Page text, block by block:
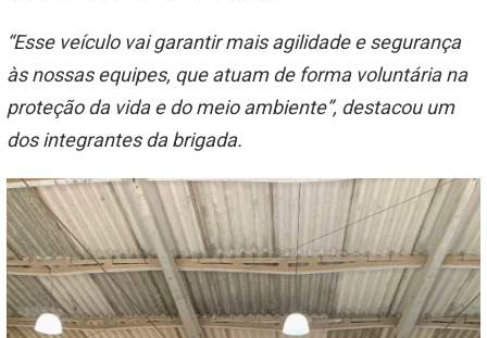
“Esse veículo vai garantir mais agilidade e segurança
às nossas equipes, que atuam de forma voluntária na
proteção da vida e do meio ambiente”, destacou um
dos integrantes da brigada.